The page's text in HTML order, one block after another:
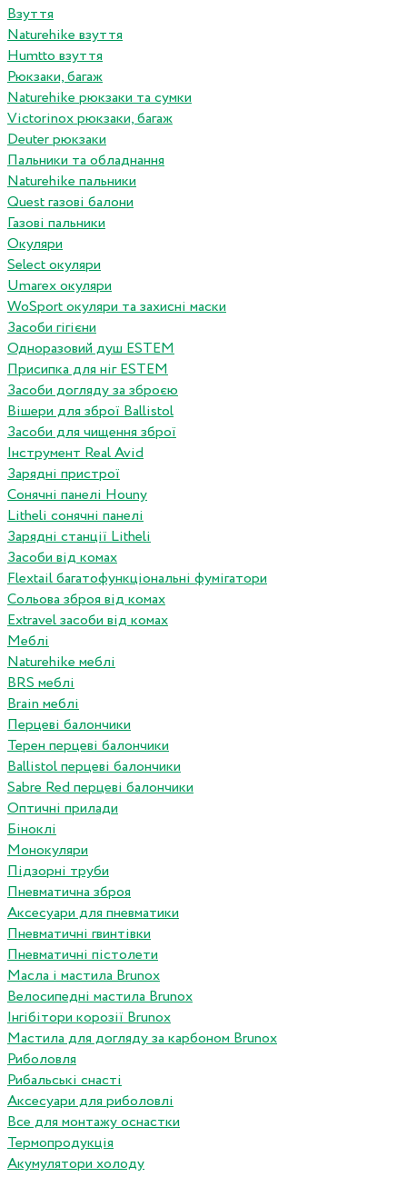
Взуття
Naturehike взуття
Humtto взуття
Рюкзаки, багаж
Naturehike рюкзаки та сумки
Victorinox рюкзаки, багаж
Deuter рюкзаки
Пальники та обладнання
Naturehike пальники
Quest газові балони
Газові пальники
Окуляри
Select окуляри
Umarex окуляри
WoSport окуляри та захисні маски
Засоби гігієни
Одноразовий душ ESTEM
Присипка для ніг ESTEM
Засоби догляду за зброєю
Вішери для зброї Ballistol
Засоби для чищення зброї
Інструмент Real Avid
Зарядні пристрої
Сонячні панелі Houny
Litheli сонячні панелі
Зарядні станції Litheli
Засоби від комах
Flextail багатофункціональні фумігатори
Сольова зброя від комах
Extravel засоби від комах
Меблі
Naturehike меблі
BRS меблі
Brain меблі
Перцеві балончики
Терен перцеві балончики
Ballistol перцеві балончики
Sabre Red перцеві балончики
Оптичні прилади
Біноклі
Монокуляри
Підзорні труби
Пневматична зброя
Аксесуари для пневматики
Пневматичні гвинтівки
Пневматичні пістолети
Масла і мастила Brunox
Велосипедні мастила Brunox
Інгібітори корозії Brunox
Мастила для догляду за карбоном Brunox
Риболовля
Рибальські снасті
Аксесуари для риболовлі
Все для монтажу оснастки
Термопродукція
Акумулятори холоду